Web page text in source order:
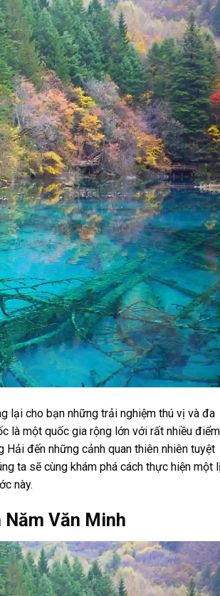
lại cho bạn những trải nghiệm thú vị và đa
là một quốc gia rộng lớn với rất nhiều điểm
đến những cảnh quan thiên nhiên tuyệt
ta sẽ cùng khám phá cách thực hiện một
này.
Năm Văn Minh